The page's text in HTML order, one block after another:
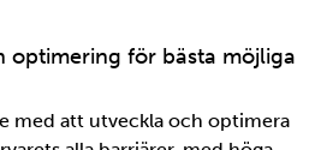
på SKB är det …
optimering för bästa möjliga
med att utveckla och optimera